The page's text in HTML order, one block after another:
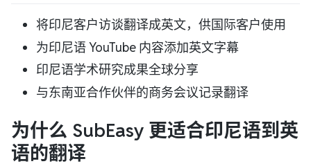
将印尼客户访谈翻译成英文，供国际客户使用
为印尼语 YouTube 内容添加英文字幕
印尼语学术研究成果全球分享
与东南亚合作伙伴的商务会议记录翻译
为什么 SubEasy 更适合印尼语到英
语的翻译